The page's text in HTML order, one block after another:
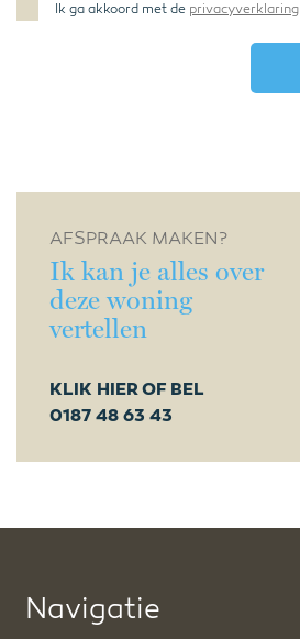
Ik ga akkoord met de privacyverklaring
AFSPRAAK MAKEN?
Ik kan je alles over
deze woning
vertellen
KLIK HIER OF BEL
0187 48 63 43
Navigatie